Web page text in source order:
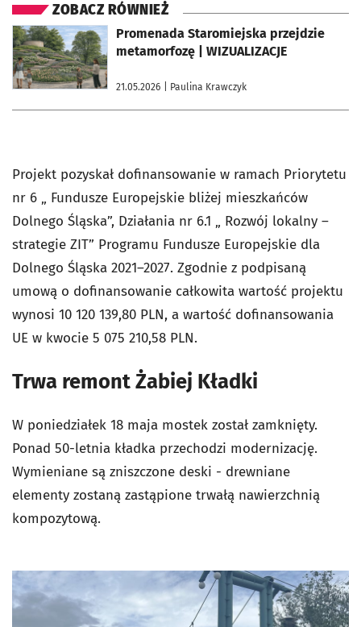
ZOBACZ RÓWNIEŻ
Promenada Staromiejska przejdzie
metamorfozę | WIZUALIZACJE
21.05.2026 | Paulina Krawczyk
otworzy się w nowej karcie
Projekt pozyskał dofinansowanie w ramach Priorytetu
nr 6 „ Fundusze Europejskie bliżej mieszkańców
Dolnego Śląska”, Działania nr 6.1 „ Rozwój lokalny –
strategie ZIT” Programu Fundusze Europejskie dla
Dolnego Śląska 2021–2027. Zgodnie z podpisaną
umową o dofinansowanie całkowita wartość projektu
wynosi 10 120 139,80 PLN, a wartość dofinansowania
UE w kwocie 5 075 210,58 PLN.
Trwa remont Żabiej Kładki
W poniedziałek 18 maja mostek został zamknięty.
Ponad 50-letnia kładka przechodzi modernizację.
Wymieniane są zniszczone deski - drewniane
elementy zostaną zastąpione trwałą nawierzchnią
kompozytową.